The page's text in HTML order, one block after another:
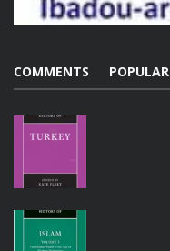
POPULAR
COMMENTS